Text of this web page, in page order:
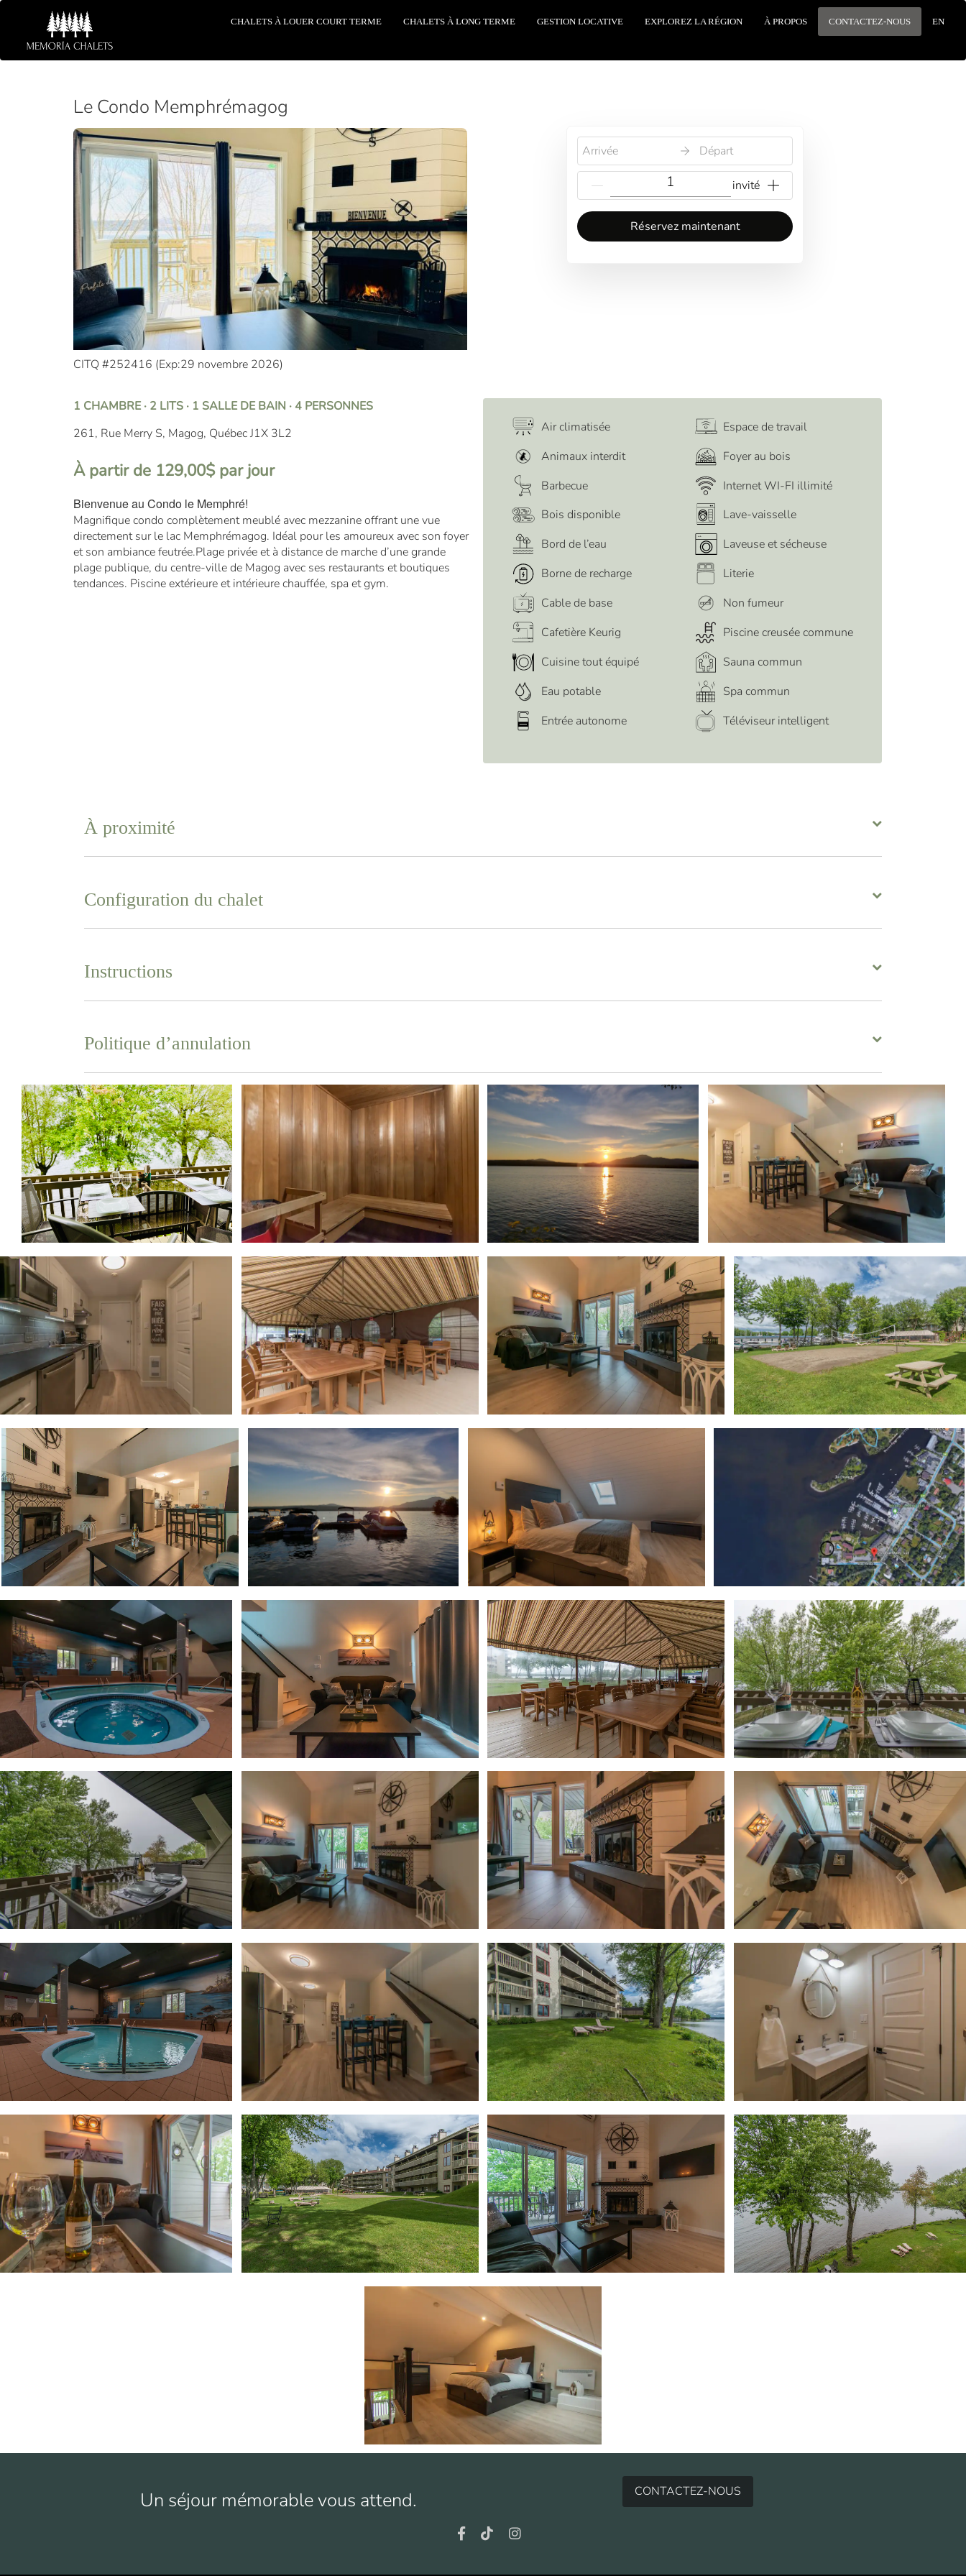
CHALETS À LOUER COURT TERME CHALETS À LONG TERME GESTION LOCATIVE EXPLOREZ LA RÉGION À PROPOS CONTACTEZ-NOUS EN
Le Condo Memphrémagog
CITQ #252416 (Exp:29 novembre 2026)
Arrivée Départ
{{NumberOfGuests}} invité
Réservez maintenant
1 CHAMBRE · 2 LITS · 1 SALLE DE BAIN · 4 PERSONNES
261, Rue Merry S, Magog, Québec J1X 3L2
À partir de 129,00$ par jour
Bienvenue au Condo le Memphré!
Magnifique condo complètement meublé avec mezzanine offrant une vue
directement sur le lac Memphrémagog. Idéal pour les amoureux avec son foyer
et son ambiance feutrée.Plage privée et à distance de marche d’une grande
plage publique, du centre-ville de Magog avec ses restaurants et boutiques
tendances. Piscine extérieure et intérieure chauffée, spa et gym.
Air climatisée
Animaux interdit
Barbecue
Bois disponible
Bord de l’eau
Borne de recharge
Cable de base
Cafetière Keurig
Cuisine tout équipé
Eau potable
Entrée autonome
Espace de travail
Foyer au bois
Internet WI-FI illimité
Lave-vaisselle
Laveuse et sécheuse
Literie
Non fumeur
Piscine creusée commune
Sauna commun
Spa commun
Téléviseur intelligent
À proximité
Configuration du chalet
Instructions
Politique d’annulation
Un séjour mémorable vous attend. CONTACTEZ-NOUS
Facebook
TikTok